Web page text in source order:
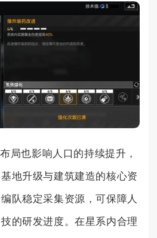
局也影响人口的持续提升，
地升级与建筑建造的核心资
队稳定采集资源，可保障人
的研发进度。在星系内合理